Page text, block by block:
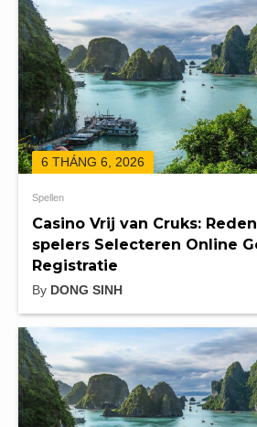
6 THÁNG 6, 2026
Spellen
Casino Vrij van Cruks:
spelers Selecteren Online
Registratie
By DONG SINH